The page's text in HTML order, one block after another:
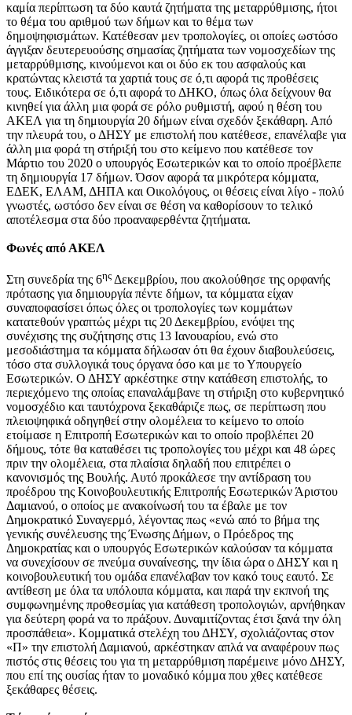
καμία περίπτωση τα δύο καυτά ζητήματα της μεταρρύθμισης, ήτοι
το θέμα του αριθμού των δήμων και το θέμα των
δημοψηφισμάτων. Κατέθεσαν μεν τροπολογίες, οι οποίες ωστόσο
άγγιξαν δευτερευούσης σημασίας ζητήματα των νομοσχεδίων της
μεταρρύθμισης, κινούμενοι και οι δύο εκ του ασφαλούς και
κρατώντας κλειστά τα χαρτιά τους σε ό,τι αφορά τις προθέσεις
τους. Ειδικότερα σε ό,τι αφορά το ΔΗΚΟ, όπως όλα δείχνουν θα
κινηθεί για άλλη μια φορά σε ρόλο ρυθμιστή, αφού η θέση του
ΑΚΕΛ για τη δημιουργία 20 δήμων είναι σχεδόν ξεκάθαρη. Από
την πλευρά του, ο ΔΗΣΥ με επιστολή που κατέθεσε, επανέλαβε για
άλλη μια φορά τη στήριξή του στο κείμενο που κατέθεσε τον
Μάρτιο του 2020 ο υπουργός Εσωτερικών και το οποίο προέβλεπε
τη δημιουργία 17 δήμων. Όσον αφορά τα μικρότερα κόμματα,
ΕΔΕΚ, ΕΛΑΜ, ΔΗΠΑ και Οικολόγους, οι θέσεις είναι λίγο - πολύ
γνωστές, ωστόσο δεν είναι σε θέση να καθορίσουν το τελικό
αποτέλεσμα στα δύο προαναφερθέντα ζητήματα.
Φωνές από ΑΚΕΛ
Στη συνεδρία της 6ης Δεκεμβρίου, που ακολούθησε της ορφανής
πρότασης για δημιουργία πέντε δήμων, τα κόμματα είχαν
συναποφασίσει όπως όλες οι τροπολογίες των κομμάτων
κατατεθούν γραπτώς μέχρι τις 20 Δεκεμβρίου, ενόψει της
συνέχισης της συζήτησης στις 13 Ιανουαρίου, ενώ στο
μεσοδιάστημα τα κόμματα δήλωσαν ότι θα έχουν διαβουλεύσεις,
τόσο στα συλλογικά τους όργανα όσο και με το Υπουργείο
Εσωτερικών. Ο ΔΗΣΥ αρκέστηκε στην κατάθεση επιστολής, το
περιεχόμενο της οποίας επαναλάμβανε τη στήριξη στο κυβερνητικό
νομοσχέδιο και ταυτόχρονα ξεκαθάριζε πως, σε περίπτωση που
πλειοψηφικά οδηγηθεί στην ολομέλεια το κείμενο το οποίο
ετοίμασε η Επιτροπή Εσωτερικών και το οποίο προβλέπει 20
δήμους, τότε θα καταθέσει τις τροπολογίες του μέχρι και 48 ώρες
πριν την ολομέλεια, στα πλαίσια δηλαδή που επιτρέπει ο
κανονισμός της Βουλής. Αυτό προκάλεσε την αντίδραση του
προέδρου της Κοινοβουλευτικής Επιτροπής Εσωτερικών Άριστου
Δαμιανού, ο οποίος με ανακοίνωσή του τα έβαλε με τον
Δημοκρατικό Συναγερμό, λέγοντας πως «ενώ από το βήμα της
γενικής συνέλευσης της Ένωσης Δήμων, ο Πρόεδρος της
Δημοκρατίας και ο υπουργός Εσωτερικών καλούσαν τα κόμματα
να συνεχίσουν σε πνεύμα συναίνεσης, την ίδια ώρα ο ΔΗΣΥ και η
κοινοβουλευτική του ομάδα επανέλαβαν τον κακό τους εαυτό. Σε
αντίθεση με όλα τα υπόλοιπα κόμματα, και παρά την εκπνοή της
συμφωνημένης προθεσμίας για κατάθεση τροπολογιών, αρνήθηκαν
για δεύτερη φορά να το πράξουν. Δυναμιτίζοντας έτσι ξανά την όλη
προσπάθεια». Κομματικά στελέχη του ΔΗΣΥ, σχολιάζοντας στον
«Π» την επιστολή Δαμιανού, αρκέστηκαν απλά να αναφέρουν πως
πιστός στις θέσεις του για τη μεταρρύθμιση παρέμεινε μόνο ΔΗΣΥ,
που επί της ουσίας ήταν το μοναδικό κόμμα που χθες κατέθεσε
ξεκάθαρες θέσεις.